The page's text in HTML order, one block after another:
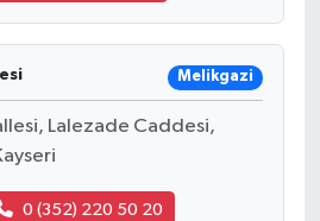
Melikgazi
Lalezade Caddesi,
0 (352) 220 50 20